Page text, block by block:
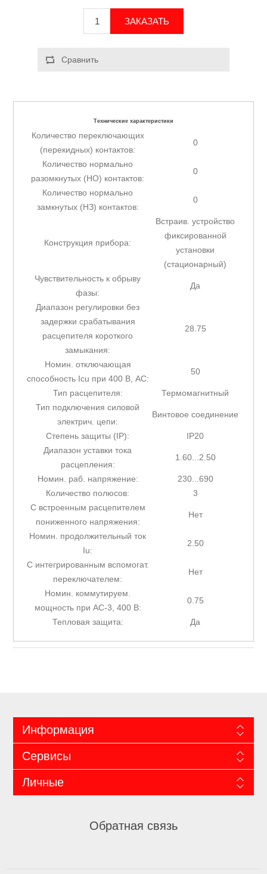
Технические характеристики
Количество переключающих
(перекидных) контактов:
0
Количество нормально
разомкнутых (НО) контактов:
0
Количество нормально
замкнутых (НЗ) контактов:
0
Конструкция прибора:
Встраив. устройство
фиксированной
установки
(стационарный)
Чувствительность к обрыву
фазы:
Да
Диапазон регулировки без
задержки срабатывания
расцепителя короткого
замыкания:
28.75
Номин. отключающая
способность Icu при 400 В, AC:
50
Тип расцепителя:
Термомагнитный
Тип подключения силовой
электрич. цепи:
Винтовое соединение
Степень защиты (IP):
IP20
Диапазон уставки тока
расцепления:
1.60...2.50
Номин. раб. напряжение:
230...690
Количество полюсов:
3
С встроенным расцепителем
пониженного напряжения:
Нет
Номин. продолжительный ток
Iu:
2.50
С интегрированным вспомогат.
переключателем:
Нет
Номин. коммутируем.
мощность при AC-3, 400 В:
0.75
Тепловая защита: Да
Информация
Сервисы
Личные
Обратная связь